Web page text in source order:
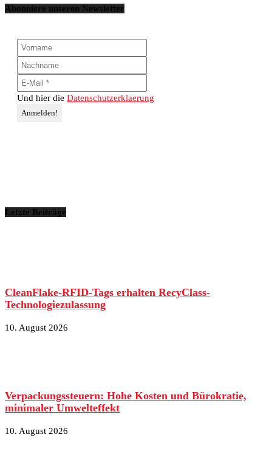
Abonniere unseren Newsletter
Und hier die Datenschutzerklaerung
Letzte Beiträge
CleanFlake-RFID-Tags erhalten RecyClass-
Technologiezulassung
10. August 2026
Verpackungssteuern: Hohe Kosten und Bürokratie,
minimaler Umwelteffekt
10. August 2026